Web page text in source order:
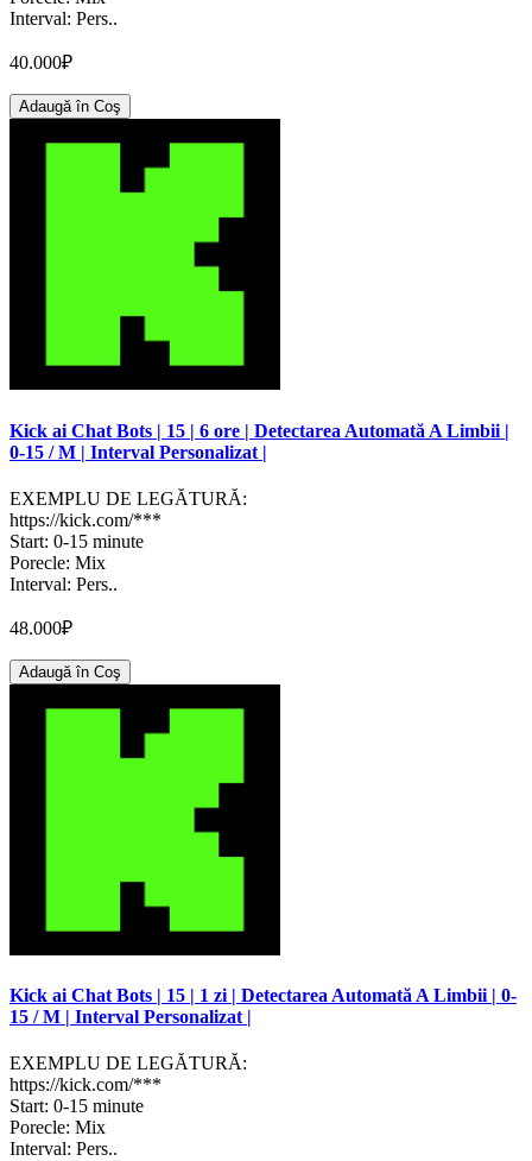
Interval: Pers..
40.000₽
Adaugă în Coş
Kick ai Chat Bots | 15 | 6 ore | Detectarea Automată A Limbii |
0-15 / M | Interval Personalizat |
EXEMPLU DE LEGĂTURĂ:
https://kick.com/***
Start: 0-15 minute
Porecle: Mix
Interval: Pers..
48.000₽
Adaugă în Coş
Kick ai Chat Bots | 15 | 1 zi | Detectarea Automată A Limbii | 0-
15 / M | Interval Personalizat |
EXEMPLU DE LEGĂTURĂ:
https://kick.com/***
Start: 0-15 minute
Porecle: Mix
Interval: Pers..